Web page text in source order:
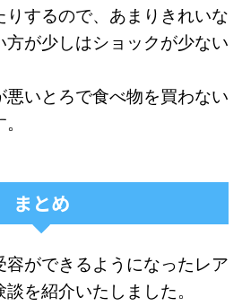
りするので、あまりきれいな
方が少しはショックが少ない
悪いとろで食べ物を買わない
まとめ
ができるようになったレア
を紹介いたしました。